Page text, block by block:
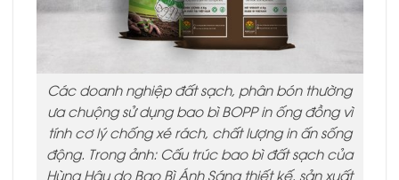
Các doanh nghiệp đất sạch, phân bón thường
ưa chuộng sử dụng bao bì BOPP in ống đồng vì
tính cơ lý chống xé rách, chất lượng in ấn sống
động. Trong ảnh: Cấu trúc bao bì đất sạch của
Hùng Hậu do Bao Bì Ánh Sáng thiết kế, sản xuất